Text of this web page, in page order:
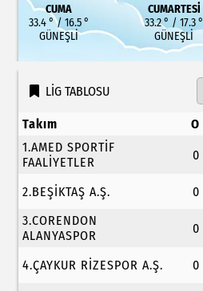
CUMA
33.4 ° / 16.5 °
GÜNEŞLI
CUMARTESI
33.2 ° / 17.3 °
GÜNEŞLI
LİG TABLOSU
Takım O
1.AMED SPORTİF
FAALİYETLER
0
2.BEŞİKTAŞ A.Ş. 0
3.CORENDON
ALANYASPOR
0
4.ÇAYKUR RİZESPOR A.Ş. 0